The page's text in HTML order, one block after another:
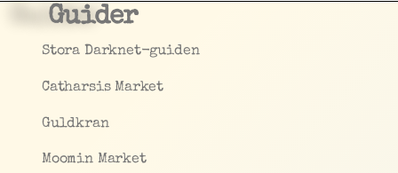
Guider
Stora Darknet-guiden
Catharsis Market
Guldkran
Moomin Market